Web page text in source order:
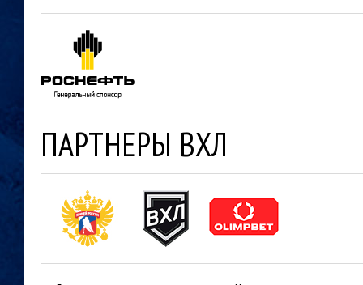
ПАРТНЕРЫ ВХЛ